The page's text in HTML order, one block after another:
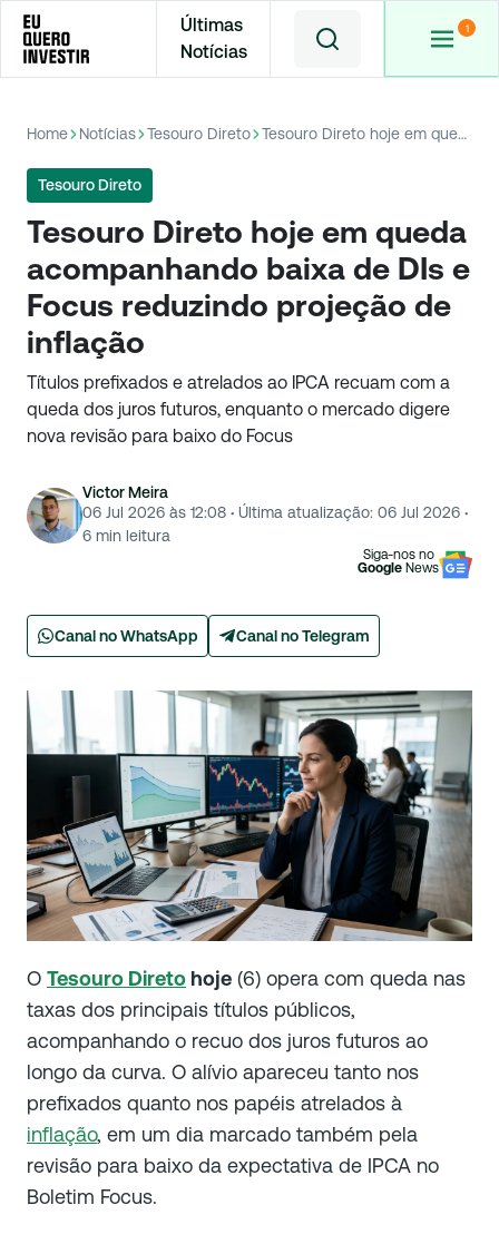
Últimas
Notícias
Home Notícias Tesouro Direto Tesouro Direto hoje em queda acompanhando baixa de DIs e Focus reduzindo projeção de inflação
Tesouro Direto
Tesouro Direto hoje em queda
acompanhando baixa de DIs e
Focus reduzindo projeção de
inflação
Títulos prefixados e atrelados ao IPCA recuam com a
queda dos juros futuros, enquanto o mercado digere
nova revisão para baixo do Focus
Victor Meira
06 Jul 2026 às 12:08 · Última atualização: 06 Jul 2026 ·
6 min leitura
Siga-nos no
Google News
Canal no WhatsApp Canal no Telegram
O Tesouro Direto hoje (6) opera com queda nas
taxas dos principais títulos públicos,
acompanhando o recuo dos juros futuros ao
longo da curva. O alívio apareceu tanto nos
prefixados quanto nos papéis atrelados à
inflação, em um dia marcado também pela
revisão para baixo da expectativa de IPCA no
Boletim Focus.